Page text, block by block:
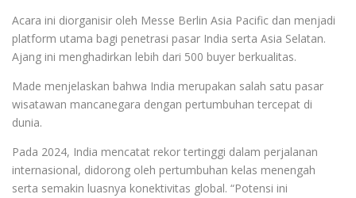
Acara ini diorganisir oleh Messe Berlin Asia Pacific dan menjadi
platform utama bagi penetrasi pasar India serta Asia Selatan.
Ajang ini menghadirkan lebih dari 500 buyer berkualitas.
Made menjelaskan bahwa India merupakan salah satu pasar
wisatawan mancanegara dengan pertumbuhan tercepat di
dunia.
Pada 2024, India mencatat rekor tertinggi dalam perjalanan
internasional, didorong oleh pertumbuhan kelas menengah
serta semakin luasnya konektivitas global. “Potensi ini